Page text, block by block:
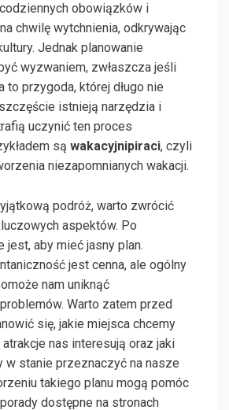
obowiązków i
chwilę wytchnienia, odkrywając
Jednak planowanie
wyzwaniem, zwłaszcza jeśli
to przygoda, której długo nie
istnieją narzędzia i
uczynić ten proces
są wakacyjnipiraci, czyli
niezapomnianych wakacji.
podróż, warto zwrócić
aspektów. Po
jest, aby mieć jasny plan.
jest cenna, ale ogólny
nam uniknąć
Warto zatem przed
się, jakie miejsca chcemy
nas interesują oraz jaki
w stanie przeznaczyć na nasze
takiego planu mogą pomóc
dostępne na stronach